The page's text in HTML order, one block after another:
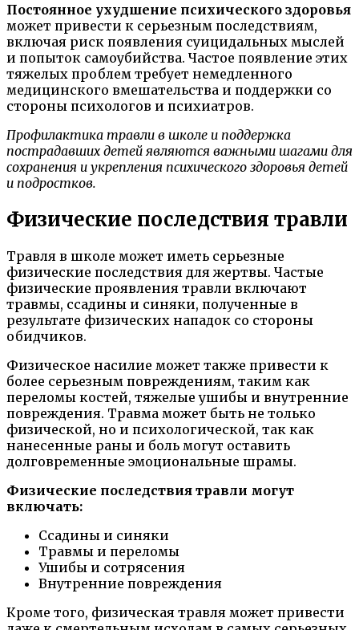
Постоянное ухудшение психического здоровья
может привести к серьезным последствиям,
включая риск появления суицидальных мыслей
и попыток самоубийства. Частое появление этих
тяжелых проблем требует немедленного
медицинского вмешательства и поддержки со
стороны психологов и психиатров.
Профилактика травли в школе и поддержка
пострадавших детей являются важными шагами для
сохранения и укрепления психического здоровья детей
и подростков.
Физические последствия травли
Травля в школе может иметь серьезные
физические последствия для жертвы. Частые
физические проявления травли включают
травмы, ссадины и синяки, полученные в
результате физических нападок со стороны
обидчиков.
Физическое насилие может также привести к
более серьезным повреждениям, таким как
переломы костей, тяжелые ушибы и внутренние
повреждения. Травма может быть не только
физической, но и психологической, так как
нанесенные раны и боль могут оставить
долговременные эмоциональные шрамы.
Физические последствия травли могут
включать:
Ссадины и синяки
Травмы и переломы
Ушибы и сотрясения
Внутренние повреждения
Кроме того, физическая травля может привести